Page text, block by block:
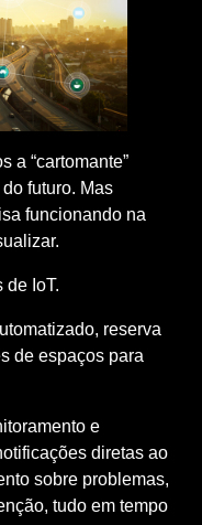
a “cartomante”
futuro. Mas
funcionando na
de IoT.
reserva
de espaços para
e
diretas ao
sobre problemas,
tudo em tempo